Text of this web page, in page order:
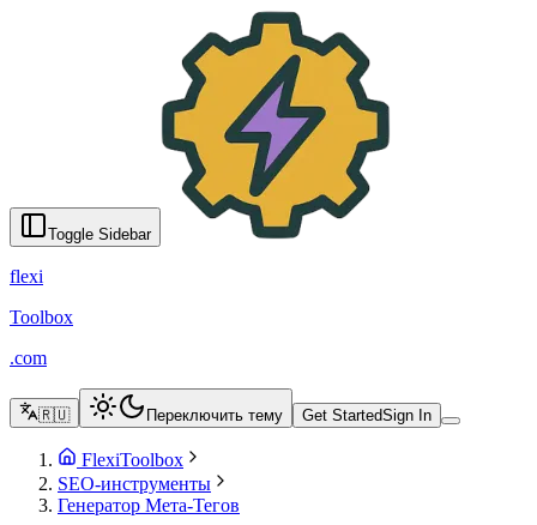
Создание SEO-дружественных мета-тегов онлайн - FlexiToolbox
РусскийItaliano
Toggle Sidebar
flexi
Toolbox
.com
🇷🇺 Переключить тему Get StartedSign In
FlexiToolbox
SEO-инструменты
Генератор Мета-Тегов